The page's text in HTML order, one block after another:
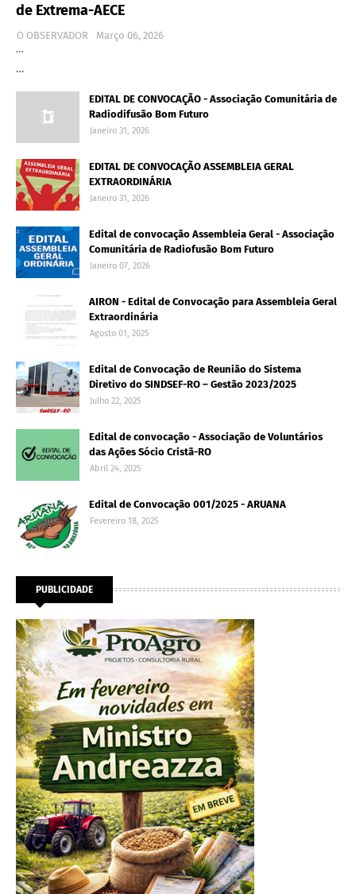
de Extrema-AECE
O OBSERVADOR
Março 06, 2026
…
…
EDITAL DE CONVOCAÇÃO - Associação Comunitária de
Radiodifusão Bom Futuro
Janeiro 31, 2026
EDITAL DE CONVOCAÇÃO ASSEMBLEIA GERAL
EXTRAORDINÁRIA
Janeiro 31, 2026
Edital de convocação Assembleia Geral - Associação
Comunitária de Radiofusão Bom Futuro
Janeiro 07, 2026
AIRON - Edital de Convocação para Assembleia Geral
Extraordinária
Agosto 01, 2025
Edital de Convocação de Reunião do Sistema
Diretivo do SINDSEF-RO – Gestão 2023/2025
Julho 22, 2025
Edital de convocação - Associação de Voluntários
das Ações Sócio Cristã-RO
Abril 24, 2025
Edital de Convocação 001/2025 - ARUANA
Fevereiro 18, 2025
PUBLICIDADE